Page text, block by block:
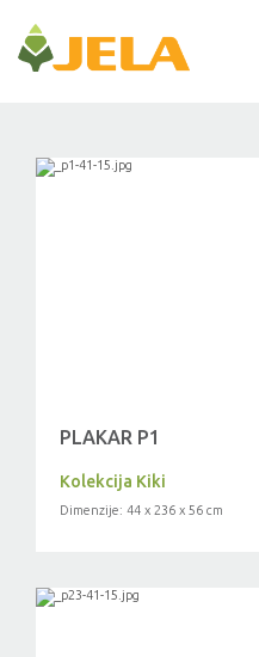
PLAKAR P1
Kolekcija Kiki
Dimenzije: 44 x 236 x 56 cm